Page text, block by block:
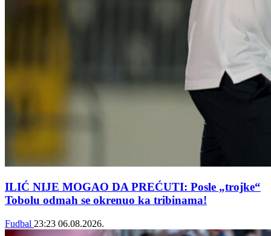
ILIĆ NIJE MOGAO DA PREĆUTI: Posle „trojke“
Tobolu odmah se okrenuo ka tribinama!
Fudbal 23:23 06.08.2026.